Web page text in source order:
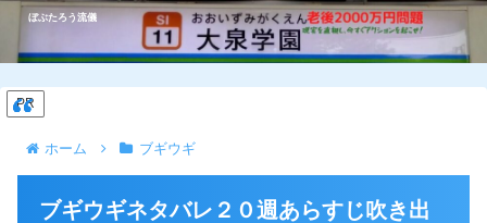
ぼぶたろう流儀
ホーム ブギウギ
PR
ブギウギネタバレ２０週あらすじ吹き出